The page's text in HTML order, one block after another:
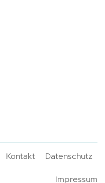
Kontakt
Datenschutz
Impressum